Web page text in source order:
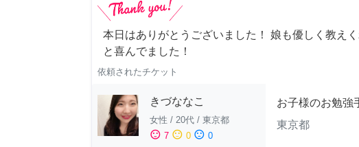
本日はありがとうございました！ 娘も優しく教え
と喜んでました！
依頼されたチケット
きづななこ
女性 / 20代 / 東京都
sentiment_satisfied 7 sentiment_neutral 0 sentiment_dissatisfied 0
お子様のお勉強
東京都